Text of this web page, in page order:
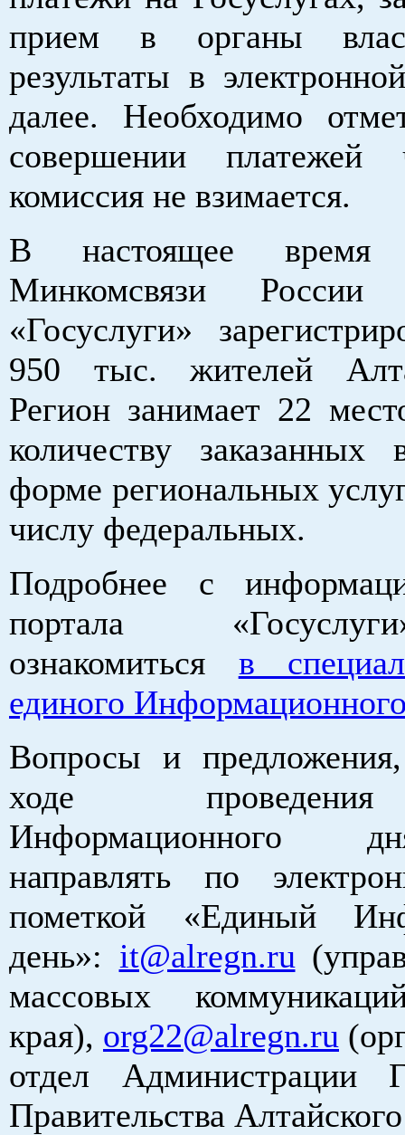
прием в органы
результаты в
далее. Необходимо
совершении платежей
комиссия не взимается.
В настоящее
Минкомсвязи
«Госуслуги»
950 тыс. жителей
Регион занимает 22
количеству заказанных
форме региональных
числу федеральных.
Подробнее с
портала
ознакомиться в
единого
Вопросы и
ходе
Информационного
направлять по
пометкой «Единый
день»: it@alregn.ru
массовых
края), org22@alregn.ru
отдел Администрации
Правительства